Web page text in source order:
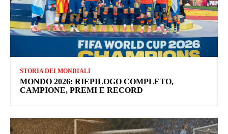
STORIA DEI MONDIALI
MONDO 2026: RIEPILOGO COMPLETO,
CAMPIONE, PREMI E RECORD